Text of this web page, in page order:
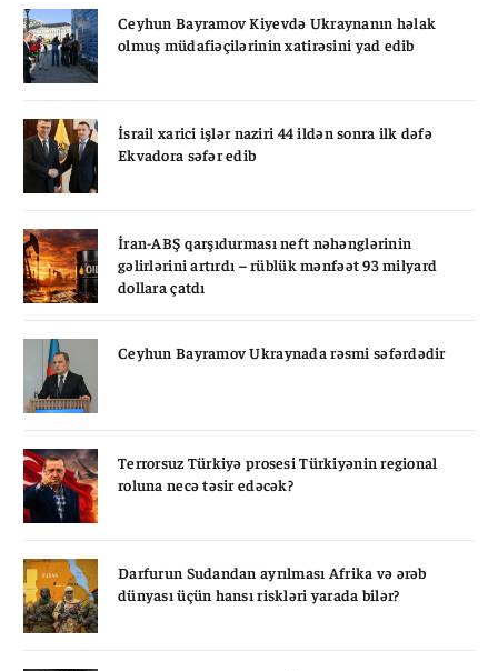
Ceyhun Bayramov Kiyevdə Ukraynanın həlak
olmuş müdafiəçilərinin xatirəsini yad edib
İsrail xarici işlər naziri 44 ildən sonra ilk dəfə
Ekvadora səfər edib
İran-ABŞ qarşıdurması neft nəhənglərinin
gəlirlərini artırdı – rüblük mənfəət 93 milyard
dollara çatdı
Ceyhun Bayramov Ukraynada rəsmi səfərdədir
Terrorsuz Türkiyə prosesi Türkiyənin regional
roluna necə təsir edəcək?
Darfurun Sudandan ayrılması Afrika və ərəb
dünyası üçün hansı riskləri yarada bilər?